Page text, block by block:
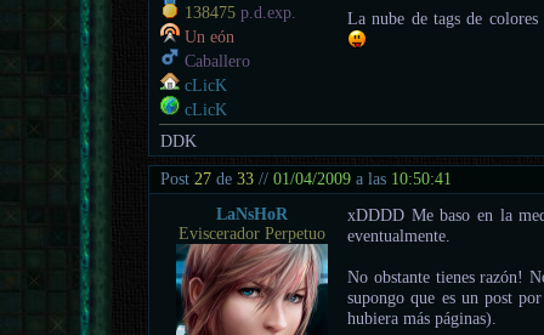
138475 p.d.exp.
Un eón
Caballero
cLicK
cLicK
La nube de tags de
DDK
Post 27 de33 //01/04/2009 a las 10:50:41
LaNsHoR
Eviscerador Perpetuo
xDDDD Me baso en la
eventualmente.
No obstante tienes razón!
supongo que es un post
hubiera más páginas).